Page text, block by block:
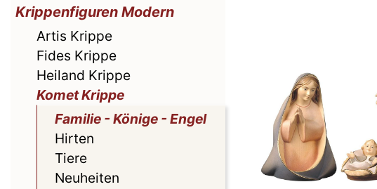
Krippenfiguren Modern
Artis Krippe
Fides Krippe
Heiland Krippe
Komet Krippe
Familie - Könige - Engel
Hirten
Tiere
Neuheiten